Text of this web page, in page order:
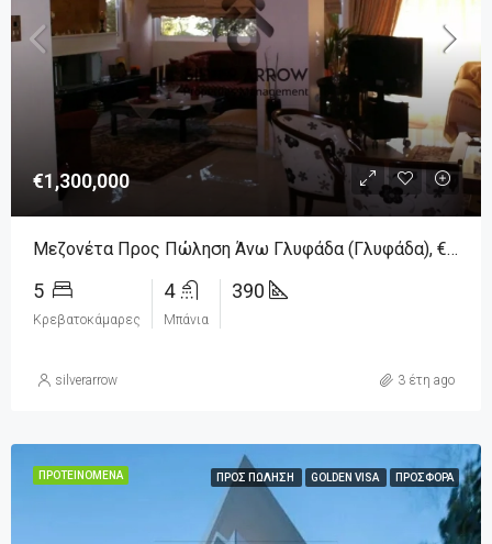
€1,300,000
Μεζονέτα Προς Πώληση Άνω Γλυφάδα (Γλυφάδα), € 1.300.000, 390 Τ.μ.
5
Κρεβατοκάμαρες
4
Μπάνια
390
silverarrow 3 έτη ago
ΠΡΟΤΕΙΝΌΜΕΝΑ ΠΡΟΣ ΠΏΛΗΣΗ GOLDEN VISA ΠΡΟΣΦΟΡΆ